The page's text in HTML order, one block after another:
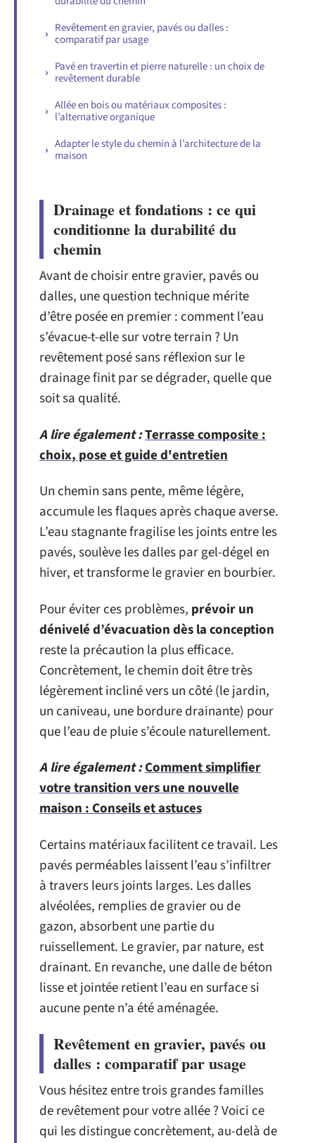
Revêtement en gravier, pavés ou dalles :
comparatif par usage
Pavé en travertin et pierre naturelle : un choix de
revêtement durable
Allée en bois ou matériaux composites :
l’alternative organique
Adapter le style du chemin à l’architecture de la
maison
Drainage et fondations : ce qui
conditionne la durabilité du
chemin
Avant de choisir entre gravier, pavés ou
dalles, une question technique mérite
d’être posée en premier : comment l’eau
s’évacue-t-elle sur votre terrain ? Un
revêtement posé sans réflexion sur le
drainage finit par se dégrader, quelle que
soit sa qualité.
A lire également :Terrasse composite :
choix, pose et guide d'entretien
Un chemin sans pente, même légère,
accumule les flaques après chaque averse.
L’eau stagnante fragilise les joints entre les
pavés, soulève les dalles par gel-dégel en
hiver, et transforme le gravier en bourbier.
Pour éviter ces problèmes, prévoir un
dénivelé d’évacuation dès la conception
reste la précaution la plus efficace.
Concrètement, le chemin doit être très
légèrement incliné vers un côté (le jardin,
un caniveau, une bordure drainante) pour
que l’eau de pluie s’écoule naturellement.
A lire également :Comment simplifier
votre transition vers une nouvelle
maison : Conseils et astuces
Certains matériaux facilitent ce travail. Les
pavés perméables laissent l’eau s’infiltrer
à travers leurs joints larges. Les dalles
alvéolées, remplies de gravier ou de
gazon, absorbent une partie du
ruissellement. Le gravier, par nature, est
drainant. En revanche, une dalle de béton
lisse et jointée retient l’eau en surface si
aucune pente n’a été aménagée.
Revêtement en gravier, pavés ou
dalles : comparatif par usage
Vous hésitez entre trois grandes familles
de revêtement pour votre allée ? Voici ce
qui les distingue concrètement, au-delà de